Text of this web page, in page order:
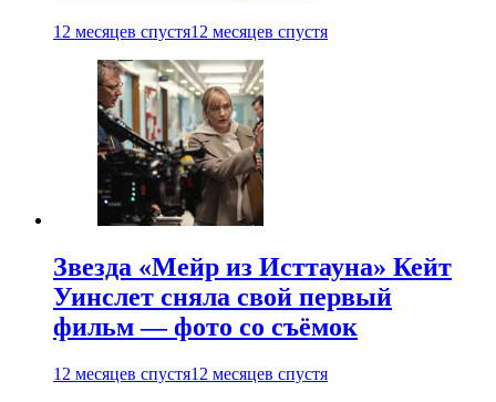
12 месяцев спустя12 месяцев спустя
Звезда «Мейр из Исттауна» Кейт
Уинслет сняла свой первый
фильм — фото со съёмок
12 месяцев спустя12 месяцев спустя